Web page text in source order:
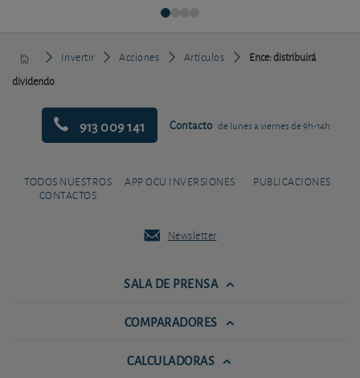
Invertir Acciones Artículos
Ence: distribuirá
dividendo
913 009 141 Contacto de lunes a viernes de 9h-14h
TODOS NUESTROS
CONTACTOS
APP OCU INVERSIONES PUBLICACIONES
Newsletter
SALA DE PRENSA
COMPARADORES
CALCULADORAS